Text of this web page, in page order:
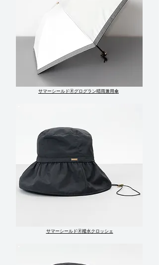
サマーシールド🄬グログラン晴雨兼用傘
​サマーシールド🄬撥水クロッシェ